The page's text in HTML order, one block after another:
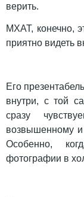
верить.
МХАТ, конечно,
приятно видеть
Его
внутри, с той
сразу
возвышенному
Особенно,
фотографии в